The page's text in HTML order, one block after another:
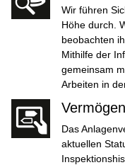
Wir führen
Höhe durch.
beobachten
Mithilfe der
gemeinsam
Arbeiten in
Das
aktuellen